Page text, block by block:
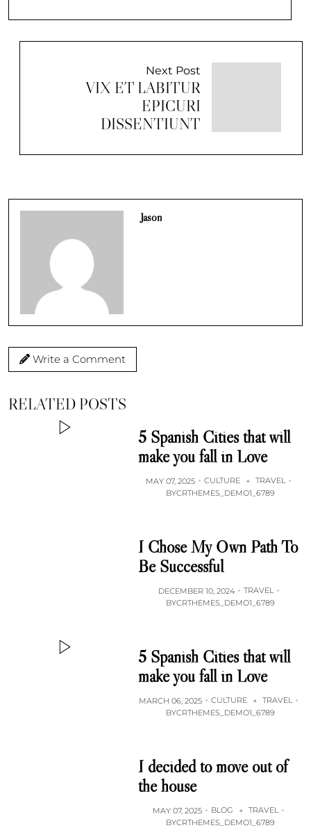
Next Post
VIX ET LABITUR
EPICURI
DISSENTIUNT
Jason
Write a Comment
RELATED POSTS
5 Spanish Cities that will
make you fall in Love
MAY 07, 2025 CULTURE + TRAVEL
BYCRTHEMES_DEMO1_6789
I Chose My Own Path To
Be Successful
DECEMBER 10, 2024
TRAVEL
BYCRTHEMES_DEMO1_6789
5 Spanish Cities that will
make you fall in Love
MARCH 06, 2025 CULTURE + TRAVEL
BYCRTHEMES_DEMO1_6789
I decided to move out of
the house
MAY 07, 2025 BLOG + TRAVEL
BYCRTHEMES_DEMO1_6789